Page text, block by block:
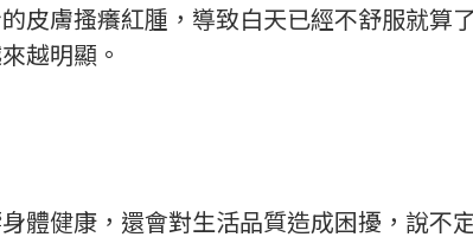
皮膚搔癢紅腫，導致白天已經不舒服就算
越明顯。
體健康，還會對生活品質造成困擾，說不